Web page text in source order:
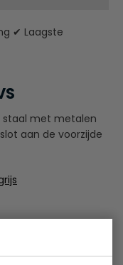
✔ Laagste
staal met metalen
aan de voorzijde